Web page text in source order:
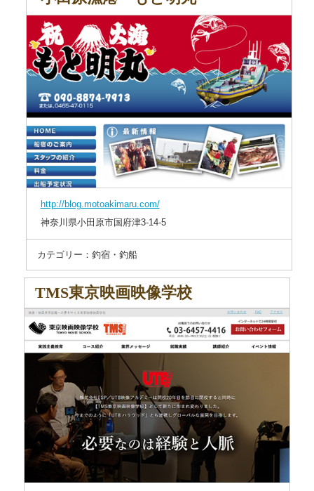
http://blog.motoakimaru.com/
神奈川県小田原市国府津3-14-5
カテゴリー：釣宿・釣船
TMS東京映画映像学校